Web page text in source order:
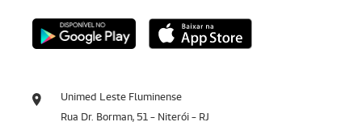
Unimed Leste Fluminense
Rua Dr. Borman, 51 - Niterói - RJ